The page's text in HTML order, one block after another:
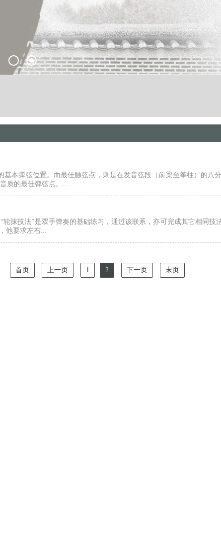
基本弹弦位置。而最佳触弦点，则是在发音弦段（前梁至筝柱）的八
质的最佳弹弦点。...
技法”是双手弹奏的基础练习，通过该联系，亦可完成其它相同技
他要求左右...
首页 上一页 1 2 下一页 末页